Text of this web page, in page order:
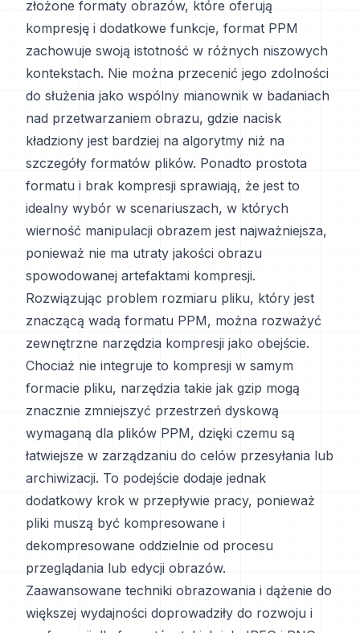
złożone formaty obrazów, które oferują
kompresję i dodatkowe funkcje, format PPM
zachowuje swoją istotność w różnych niszowych
kontekstach. Nie można przecenić jego zdolności
do służenia jako wspólny mianownik w badaniach
nad przetwarzaniem obrazu, gdzie nacisk
kładziony jest bardziej na algorytmy niż na
szczegóły formatów plików. Ponadto prostota
formatu i brak kompresji sprawiają, że jest to
idealny wybór w scenariuszach, w których
wierność manipulacji obrazem jest najważniejsza,
ponieważ nie ma utraty jakości obrazu
spowodowanej artefaktami kompresji.
Rozwiązując problem rozmiaru pliku, który jest
znaczącą wadą formatu PPM, można rozważyć
zewnętrzne narzędzia kompresji jako obejście.
Chociaż nie integruje to kompresji w samym
formacie pliku, narzędzia takie jak gzip mogą
znacznie zmniejszyć przestrzeń dyskową
wymaganą dla plików PPM, dzięki czemu są
łatwiejsze w zarządzaniu do celów przesyłania lub
archiwizacji. To podejście dodaje jednak
dodatkowy krok w przepływie pracy, ponieważ
pliki muszą być kompresowane i
dekompresowane oddzielnie od procesu
przeglądania lub edycji obrazów.
Zaawansowane techniki obrazowania i dążenie do
większej wydajności doprowadziły do rozwoju i